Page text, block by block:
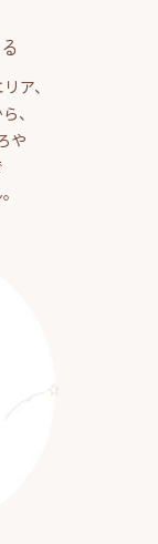
ア、
、
や